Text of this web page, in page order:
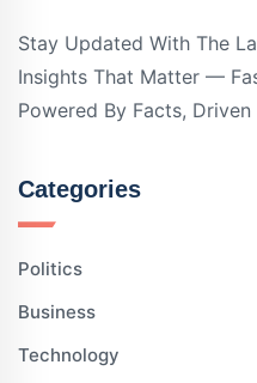
Stay Updated With The
Insights That Matter —
Powered By Facts, Driven
Categories
Politics
Business
Technology